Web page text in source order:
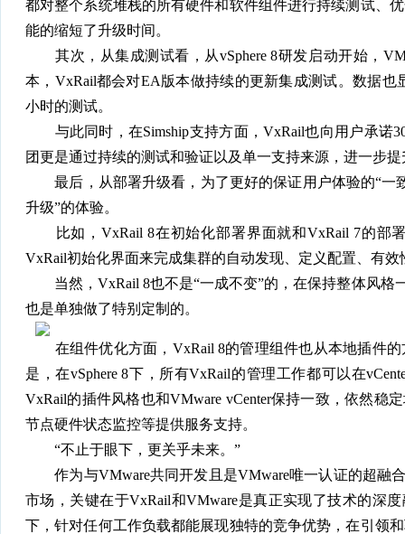
都对整个系统堆栈的所有硬件和软件组件进行持续测试、
能的缩短了升级时间。
其次，从集成测试看，从vSphere 8研发启动开始，
本，VxRail都会对EA版本做持续的更新集成测试。数据也
小时的测试。
与此同时，在Simship支持方面，VxRail也向用户承诺
团更是通过持续的测试和验证以及单一支持来源，进一步
最后，从部署升级看，为了更好的保证用户体验的“一
升级”的体验。
比如，VxRail 8在初始化部署界面就和VxRail 7的部
VxRail初始化界面来完成集群的自动发现、定义配置、有
当然，VxRail 8也不是“一成不变”的，在保持整体风格
也是单独做了特别定制的。
在组件优化方面，VxRail 8的管理组件也从本地插件的
是，在vSphere 8下，所有VxRail的管理工作都可以在
VxRail的插件风格也和VMware vCenter保持一致，依然稳
节点硬件状态监控等提供服务支持。
“不止于眼下，更关乎未来。”
作为与VMware共同开发且是VMware唯一认证的超融
市场，关键在于VxRail和VMware是真正实现了技术的深
下，针对任何工作负载都能展现独特的竞争优势，在引领